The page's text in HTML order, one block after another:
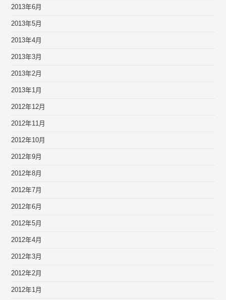
2013年6月
2013年5月
2013年4月
2013年3月
2013年2月
2013年1月
2012年12月
2012年11月
2012年10月
2012年9月
2012年8月
2012年7月
2012年6月
2012年5月
2012年4月
2012年3月
2012年2月
2012年1月